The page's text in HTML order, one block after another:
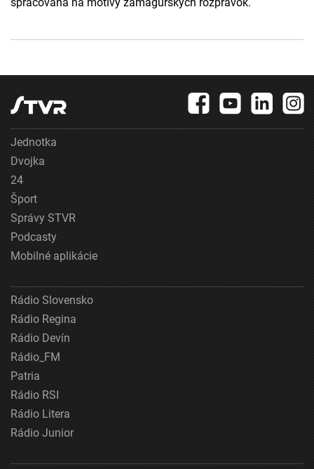
Jednotka
Dvojka
24
Šport
Správy STVR
Podcasty
Mobilné aplikácie
Rádio Slovensko
Rádio Regina
Rádio Devín
Rádio_FM
Patria
Rádio RSI
Rádio Litera
Rádio Junior